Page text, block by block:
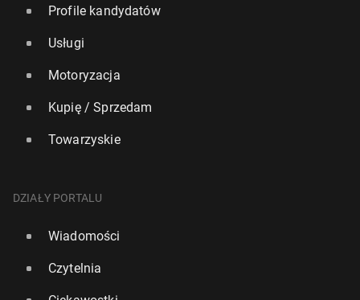
Profile kandydatów
Usługi
Motoryzacja
Kupię / Sprzedam
Towarzyskie
DZIAŁY PORTALU
Wiadomości
Czytelnia